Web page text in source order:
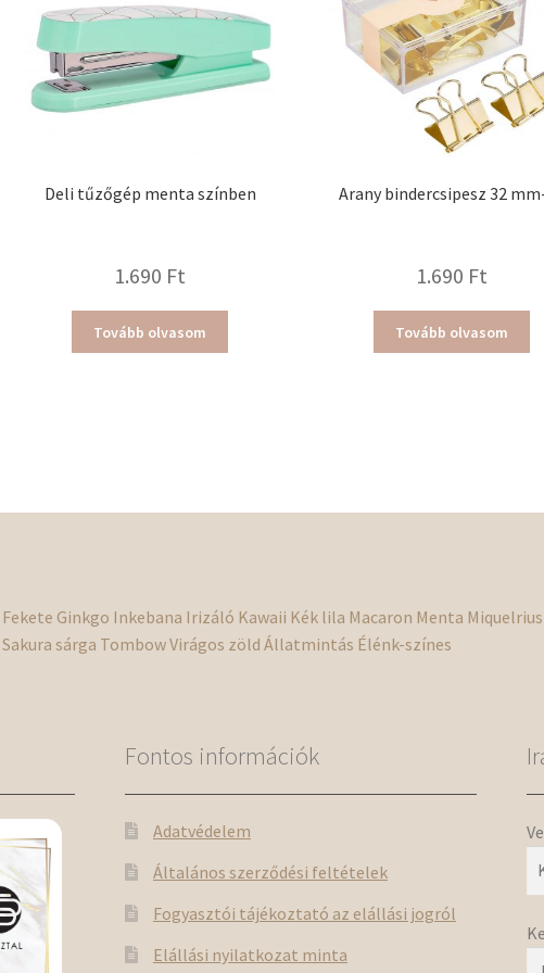
Deli tűzőgép menta színben
1.690 Ft
Tovább olvasom
Arany bindercsipesz 32
1.690 Ft
Tovább olvasom
Fekete Ginkgo Inkebana Irizáló Kawaii Kék lila Macaron Menta Miquelrius
Sakura sárga TombowVirágos zöld Állatmintás Élénk-színes
Fontos információk
Adatvédelem
Általános szerződési feltételek
Fogyasztói tájékoztató az elállási jogról
Elállási nyilatkozat minta